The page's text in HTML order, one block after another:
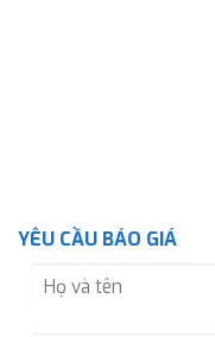
YÊU CẦU BÁO GIÁ